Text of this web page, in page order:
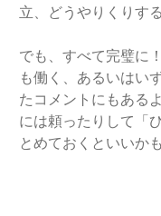
立、どうやりくりす
でも、すべて完璧に
も働く、あるいはい
たコメントにもある
には頼ったりして「
とめておくといいか